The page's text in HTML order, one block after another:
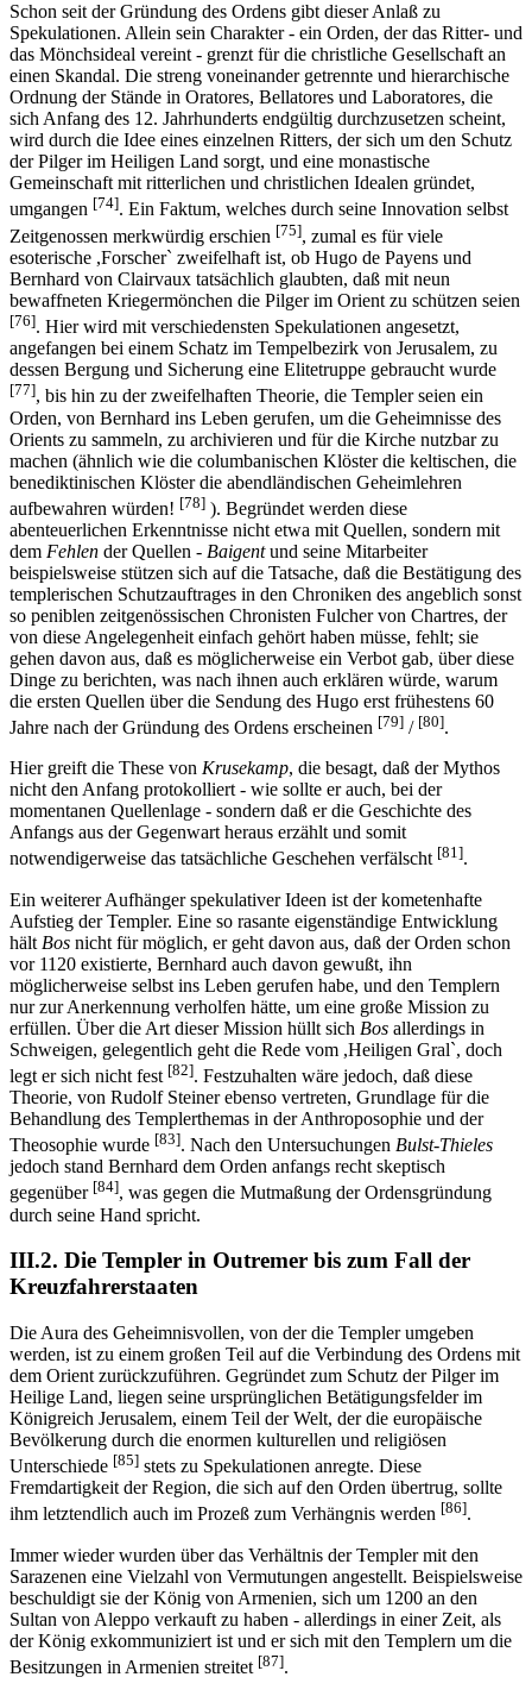
Schon seit der Gründung des Ordens gibt dieser Anlaß zu
Spekulationen. Allein sein Charakter - ein Orden, der das Ritter- und
das Mönchsideal vereint - grenzt für die christliche Gesellschaft an
einen Skandal. Die streng voneinander getrennte und hierarchische
Ordnung der Stände in Oratores, Bellatores und Laboratores, die
sich Anfang des 12. Jahrhunderts endgültig durchzusetzen scheint,
wird durch die Idee eines einzelnen Ritters, der sich um den Schutz
der Pilger im Heiligen Land sorgt, und eine monastische
Gemeinschaft mit ritterlichen und christlichen Idealen gründet,
umgangen [74]. Ein Faktum, welches durch seine Innovation selbst
Zeitgenossen merkwürdig erschien [75], zumal es für viele
esoterische ,Forscher` zweifelhaft ist, ob Hugo de Payens und
Bernhard von Clairvaux tatsächlich glaubten, daß mit neun
bewaffneten Kriegermönchen die Pilger im Orient zu schützen seien
[76]. Hier wird mit verschiedensten Spekulationen angesetzt,
angefangen bei einem Schatz im Tempelbezirk von Jerusalem, zu
dessen Bergung und Sicherung eine Elitetruppe gebraucht wurde
[77], bis hin zu der zweifelhaften Theorie, die Templer seien ein
Orden, von Bernhard ins Leben gerufen, um die Geheimnisse des
Orients zu sammeln, zu archivieren und für die Kirche nutzbar zu
machen (ähnlich wie die columbanischen Klöster die keltischen, die
benediktinischen Klöster die abendländischen Geheimlehren
aufbewahren würden! [78] ). Begründet werden diese
abenteuerlichen Erkenntnisse nicht etwa mit Quellen, sondern mit
dem Fehlen der Quellen - Baigentund seine Mitarbeiter
beispielsweise stützen sich auf die Tatsache, daß die Bestätigung des
templerischen Schutzauftrages in den Chroniken des angeblich sonst
so peniblen zeitgenössischen Chronisten Fulcher von Chartres, der
von diese Angelegenheit einfach gehört haben müsse, fehlt; sie
gehen davon aus, daß es möglicherweise ein Verbot gab, über diese
Dinge zu berichten, was nach ihnen auch erklären würde, warum
die ersten Quellen über die Sendung des Hugo erst frühestens 60
Jahre nach der Gründung des Ordens erscheinen [79] / [80].
Hier greift die These von Krusekamp, die besagt, daß der Mythos
nicht den Anfang protokolliert - wie sollte er auch, bei der
momentanen Quellenlage - sondern daß er die Geschichte des
Anfangs aus der Gegenwart heraus erzählt und somit
notwendigerweise das tatsächliche Geschehen verfälscht [81].
Ein weiterer Aufhänger spekulativer Ideen ist der kometenhafte
Aufstieg der Templer. Eine so rasante eigenständige Entwicklung
hält Bos nicht für möglich, er geht davon aus, daß der Orden schon
vor 1120 existierte, Bernhard auch davon gewußt, ihn
möglicherweise selbst ins Leben gerufen habe, und den Templern
nur zur Anerkennung verholfen hätte, um eine große Mission zu
erfüllen. Über die Art dieser Mission hüllt sich Bos allerdings in
Schweigen, gelegentlich geht die Rede vom ,Heiligen Gral`, doch
legt er sich nicht fest [82]. Festzuhalten wäre jedoch, daß diese
Theorie, von Rudolf Steiner ebenso vertreten, Grundlage für die
Behandlung des Templerthemas in der Anthroposophie und der
Theosophie wurde [83]. Nach den Untersuchungen Bulst-Thieles
jedoch stand Bernhard dem Orden anfangs recht skeptisch
gegenüber [84], was gegen die Mutmaßung der Ordensgründung
durch seine Hand spricht.
III.2. Die Templer in Outremer bis zum Fall der
Kreuzfahrerstaaten
Die Aura des Geheimnisvollen, von der die Templer umgeben
werden, ist zu einem großen Teil auf die Verbindung des Ordens mit
dem Orient zurückzuführen. Gegründet zum Schutz der Pilger im
Heilige Land, liegen seine ursprünglichen Betätigungsfelder im
Königreich Jerusalem, einem Teil der Welt, der die europäische
Bevölkerung durch die enormen kulturellen und religiösen
Unterschiede [85] stets zu Spekulationen anregte. Diese
Fremdartigkeit der Region, die sich auf den Orden übertrug, sollte
ihm letztendlich auch im Prozeß zum Verhängnis werden [86].
Immer wieder wurden über das Verhältnis der Templer mit den
Sarazenen eine Vielzahl von Vermutungen angestellt. Beispielsweise
beschuldigt sie der König von Armenien, sich um 1200 an den
Sultan von Aleppo verkauft zu haben - allerdings in einer Zeit, als
der König exkommuniziert ist und er sich mit den Templern um die
Besitzungen in Armenien streitet [87].